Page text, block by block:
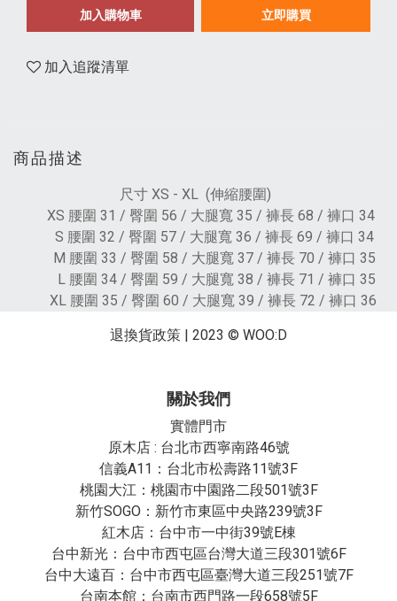
加入購物車 立即購買
加入追蹤清單
商品描述
尺寸 XS - XL (伸縮腰圍)
XS 腰圍 31 / 臀圍 56 / 大腿寬 35 / 褲長 68 / 褲口 34
S 腰圍 32 / 臀圍 57 / 大腿寬 36 / 褲長 69 / 褲口 34
M 腰圍 33 / 臀圍 58 / 大腿寬 37 / 褲長 70 / 褲口 35
L 腰圍 34 / 臀圍 59 / 大腿寬 38 / 褲長 71 / 褲口 35
XL 腰圍 35 / 臀圍 60 / 大腿寬 39 / 褲長 72 / 褲口 36
退換貨政策 | 2023 © WOO:D
關於我們
實體門市
原木店 : 台北市西寧南路46號
信義A11：台北市松壽路11號3F
桃園大江：桃園市中園路二段501號3F
新竹SOGO：新竹市東區中央路239號3F
紅木店：台中市一中街39號E棟
台中新光：台中市西屯區台灣大道三段301號6F
台中大遠百：台中市西屯區臺灣大道三段251號7F
台南本館：台南市西門路一段658號5F